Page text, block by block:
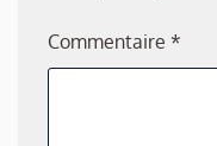
Commentaire *